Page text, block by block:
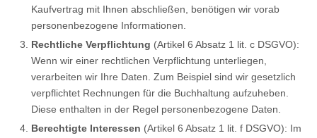
Kaufvertrag mit Ihnen abschließen, benötigen wir vorab
personenbezogene Informationen.
Rechtliche Verpflichtung (Artikel 6 Absatz 1 lit. c DSGVO):
Wenn wir einer rechtlichen Verpflichtung unterliegen,
verarbeiten wir Ihre Daten. Zum Beispiel sind wir gesetzlich
verpflichtet Rechnungen für die Buchhaltung aufzuheben.
Diese enthalten in der Regel personenbezogene Daten.
Berechtigte Interessen (Artikel 6 Absatz 1 lit. f DSGVO): Im